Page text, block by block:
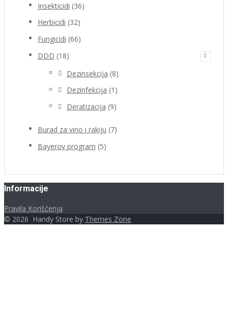
Insekticidi (36)
Herbicidi (32)
Fungicidi (66)
DDD (18)
Dezinsekcija (8)
Dezinfekcija (1)
Deratizacija (9)
Burad za vino i rakiju (7)
Bayerov program (5)
Informacije
Pravila Korišćenja
© 2026 Handy Store by Themes Zone